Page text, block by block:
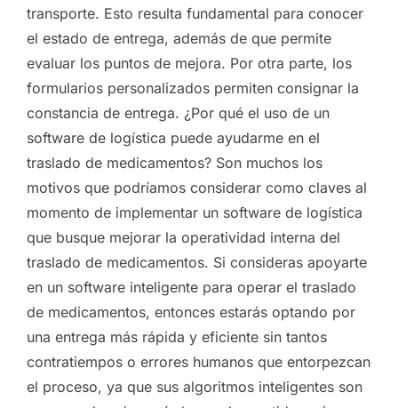
transporte. Esto resulta fundamental para conocer
el estado de entrega, además de que permite
evaluar los puntos de mejora. Por otra parte, los
formularios personalizados permiten consignar la
constancia de entrega. ¿Por qué el uso de un
software de logística puede ayudarme en el
traslado de medicamentos? Son muchos los
motivos que podríamos considerar como claves al
momento de implementar un software de logística
que busque mejorar la operatividad interna del
traslado de medicamentos. Si consideras apoyarte
en un software inteligente para operar el traslado
de medicamentos, entonces estarás optando por
una entrega más rápida y eficiente sin tantos
contratiempos o errores humanos que entorpezcan
el proceso, ya que sus algoritmos inteligentes son